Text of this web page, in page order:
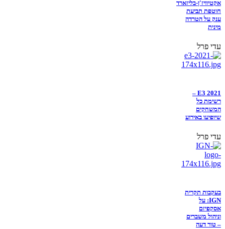
אקטיוויז'ן-בליזארד
חוטפת תביעת
ענק על הטרדה
מינית
עדי פרל
E3 2021 –
רשימת כל
המשחקים
שיופיעו באירוע
עדי פרל
בעקבות תקרית
IGN: על
אסקפיזם
וניהול משברים
– טור דעה